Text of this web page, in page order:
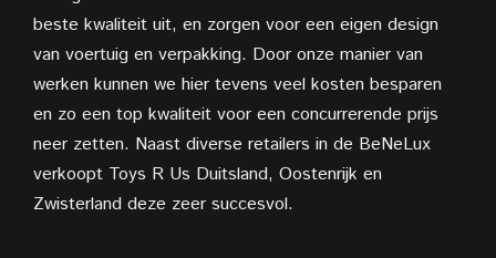
beste kwaliteit uit, en zorgen voor een eigen design
van voertuig en verpakking. Door onze manier van
werken kunnen we hier tevens veel kosten besparen
en zo een top kwaliteit voor een concurrerende prijs
neer zetten. Naast diverse retailers in de BeNeLux
verkoopt Toys R Us Duitsland, Oostenrijk en
Zwisterland deze zeer succesvol.